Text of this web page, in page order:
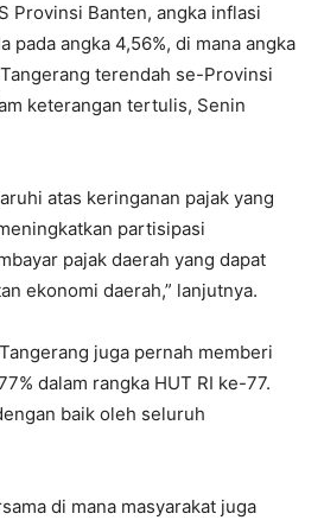
Provinsi Banten, angka inflasi
pada angka 4,56%, di mana angka
terendah se-Provinsi
keterangan tertulis, Senin
atas keringanan pajak yang
partisipasi
pajak daerah yang dapat
ekonomi daerah,” lanjutnya.
juga pernah memberi
dalam rangka HUT RI ke-77.
baik oleh seluruh
di mana masyarakat juga